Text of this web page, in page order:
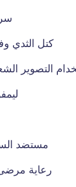
كتل الثدي
التصوير
مستضد
رعاية